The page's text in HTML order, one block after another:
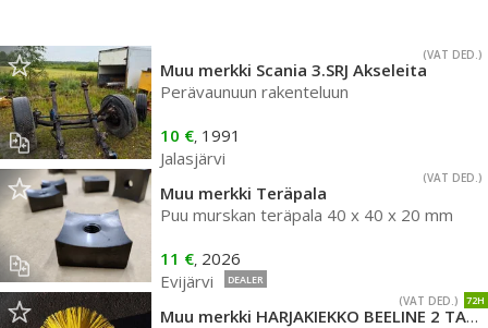
(VAT DED.)
Muu merkki Scania 3.SRJ Akseleita
Perävaunuun rakenteluun
10 €, 1991
Jalasjärvi
(VAT DED.)
Muu merkki Teräpala
Puu murskan teräpala 40 x 40 x 20 mm
11 €, 2026
Evijärvi
DEALER
72H
(VAT DED.)
Muu merkki HARJAKIEKKO BEELINE 2 TAPPI 7X700